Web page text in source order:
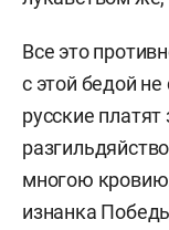
Все это
с этой бедой
русские
многою
изнанка